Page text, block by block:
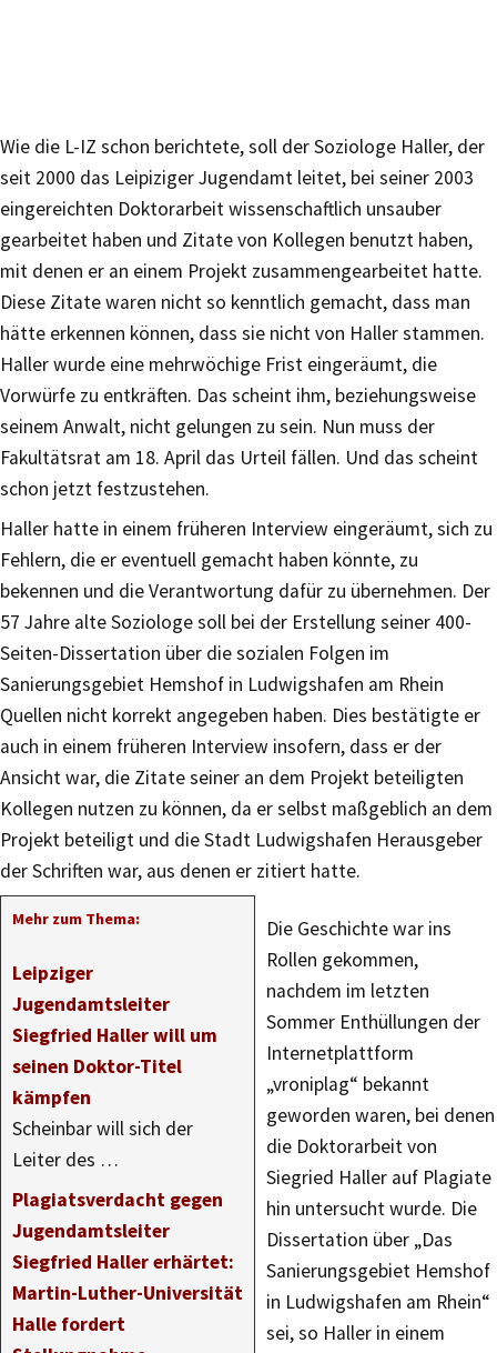
Wie die L-IZ schon berichtete, soll der Soziologe Haller, der
seit 2000 das Leipiziger Jugendamt leitet, bei seiner 2003
eingereichten Doktorarbeit wissenschaftlich unsauber
gearbeitet haben und Zitate von Kollegen benutzt haben,
mit denen er an einem Projekt zusammengearbeitet hatte.
Diese Zitate waren nicht so kenntlich gemacht, dass man
hätte erkennen können, dass sie nicht von Haller stammen.
Haller wurde eine mehrwöchige Frist eingeräumt, die
Vorwürfe zu entkräften. Das scheint ihm, beziehungsweise
seinem Anwalt, nicht gelungen zu sein. Nun muss der
Fakultätsrat am 18. April das Urteil fällen. Und das scheint
schon jetzt festzustehen.
Haller hatte in einem früheren Interview eingeräumt, sich zu
Fehlern, die er eventuell gemacht haben könnte, zu
bekennen und die Verantwortung dafür zu übernehmen. Der
57 Jahre alte Soziologe soll bei der Erstellung seiner 400-
Seiten-Dissertation über die sozialen Folgen im
Sanierungsgebiet Hemshof in Ludwigshafen am Rhein
Quellen nicht korrekt angegeben haben. Dies bestätigte er
auch in einem früheren Interview insofern, dass er der
Ansicht war, die Zitate seiner an dem Projekt beteiligten
Kollegen nutzen zu können, da er selbst maßgeblich an dem
Projekt beteiligt und die Stadt Ludwigshafen Herausgeber
der Schriften war, aus denen er zitiert hatte.
Mehr zum Thema:
Leipziger
Jugendamtsleiter
Siegfried Haller will um
seinen Doktor-Titel
kämpfen
Scheinbar will sich der
Leiter des …
Plagiatsverdacht gegen
Jugendamtsleiter
Siegfried Haller erhärtet:
Martin-Luther-Universität
Halle fordert
Die Geschichte war ins
Rollen gekommen,
nachdem im letzten
Sommer Enthüllungen der
Internetplattform
„vroniplag“ bekannt
geworden waren, bei denen
die Doktorarbeit von
Siegried Haller auf Plagiate
hin untersucht wurde. Die
Dissertation über „Das
Sanierungsgebiet Hemshof
in Ludwigshafen am Rhein“
sei, so Haller in einem